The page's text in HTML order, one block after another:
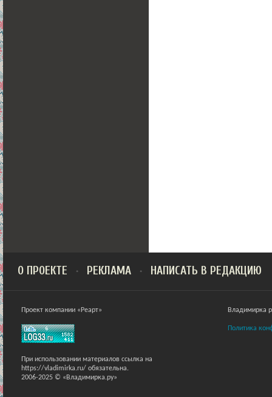
О ПРОЕКТЕ РЕКЛАМА НАПИСАТЬ В РЕДАКЦИЮ
Проект компании «Реарт»
При использовании материалов ссылка на
https://vladimirka.ru/ обязательна.
2006-2025 © «Владимирка.ру»
Владимирка
Политика